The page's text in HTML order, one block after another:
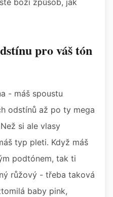
boží způsob, jak
pro váš tón
- máš spoustu
odstínů až po ty mega
si ale vlasy
typ pleti. Když máš
podtónem, tak ti
růžový - třeba taková
baby pink,